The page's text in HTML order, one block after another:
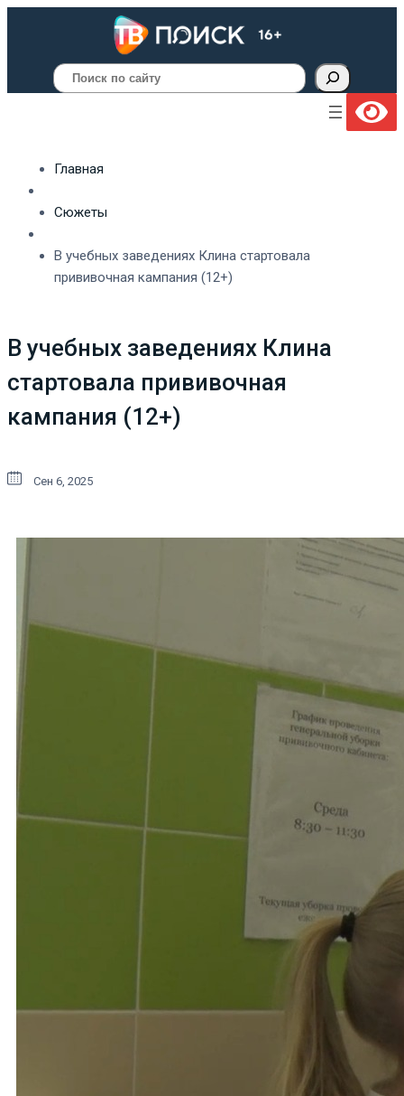
Поиск
Главная
Сюжеты
В учебных заведениях Клина стартовала
прививочная кампания (12+)
В учебных заведениях Клина
стартовала прививочная
кампания (12+)
Сен 6, 2025